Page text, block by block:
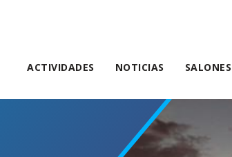
ACTIVIDADES NOTICIAS SALONES